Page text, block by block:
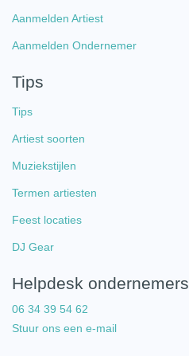
Aanmelden Artiest
Aanmelden Ondernemer
Tips
Tips
Artiest soorten
Muziekstijlen
Termen artiesten
Feest locaties
DJ Gear
Helpdesk ondernemers
06 34 39 54 62
Stuur ons een e-mail